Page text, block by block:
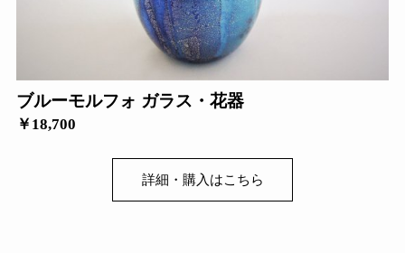
ブルーモルフォ ガラス・花器
￥18,700
詳細・購入はこちら